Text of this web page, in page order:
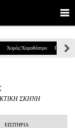
Χορός/Χοροθέατρο Παιδικά
ΣΚΗΝΗ
ΕΙΣΙΤΗΡΙΑ